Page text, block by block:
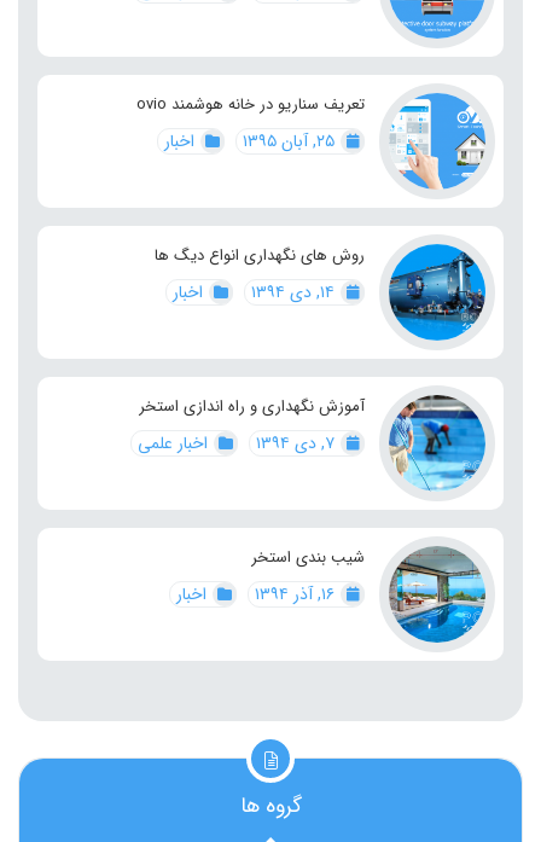
تعریف سناریو در خانه هوشمند ovio
اخبار
روش های نگهداری انواع دیگ ها
اخبار
آموزش نگهداری و راه اندازی استخر
اخبار علمی
شیب بندی استخر
اخبار
گروه ها